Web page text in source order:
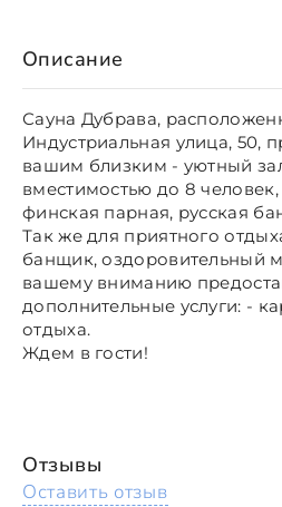
Описание
Сауна Дубрава,
Индустриальная улица, 50,
вашим близким - уютный
вместимостью до 8
финская парная, русская
Так же для приятного
банщик, оздоровительный
вашему вниманию
дополнительные услуги: -
отдыха.
Ждем в гости!
Отзывы
Оставить отзыв